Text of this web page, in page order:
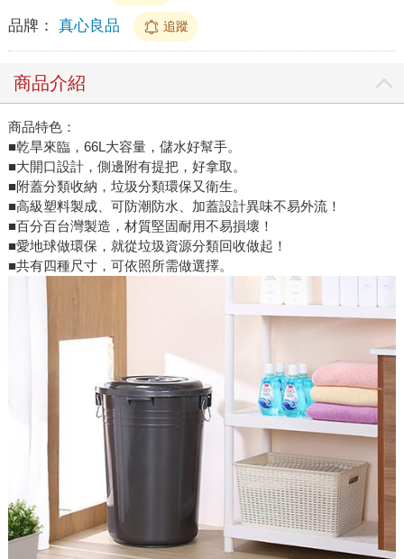
品牌： 真心良品 追蹤
商品介紹
商品特色：
■乾旱來臨，66L大容量，儲水好幫手。
■大開口設計，側邊附有提把，好拿取。
■附蓋分類收納，垃圾分類環保又衛生。
■高級塑料製成、可防潮防水、加蓋設計異味不易外流！
■百分百台灣製造，材質堅固耐用不易損壞！
■愛地球做環保，就從垃圾資源分類回收做起！
■共有四種尺寸，可依照所需做選擇。